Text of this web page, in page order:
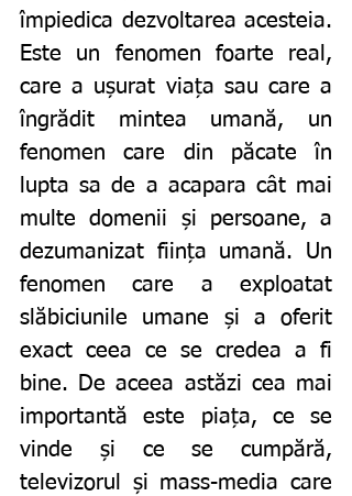
împiedica dezvoltarea acesteia.
Este un fenomen foarte real,
care a ușurat viața sau care a
îngrădit mintea umană, un
fenomen care din păcate în
lupta sa de a acapara cât mai
multe domenii și persoane, a
dezumanizat ființa umană. Un
fenomen care a exploatat
slăbiciunile umane și a oferit
exact ceea ce se credea a fi
bine. De aceea astăzi cea mai
importantă este piața, ce se
vinde și ce se cumpără,
televizorul și mass-media care